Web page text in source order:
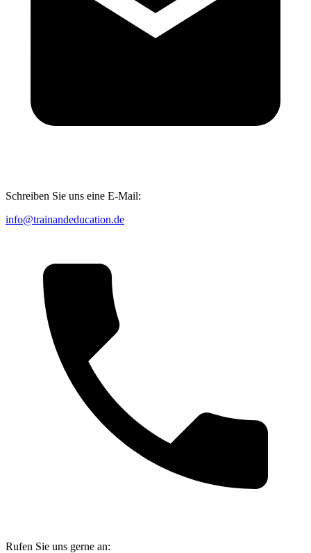
Schreiben Sie uns eine E-Mail:
info@trainandeducation.de
Rufen Sie uns gerne an: